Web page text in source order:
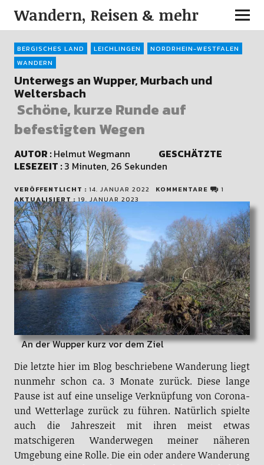
Wandern, Reisen & mehr
BERGISCHES LAND LEICHLINGEN
NORDRHEIN-WESTFALEN
WANDERN
Unterwegs an Wupper, Murbach und
Weltersbach
Schöne, kurze Runde auf
befestigten Wegen
AUTOR :Helmut Wegmann GESCHÄTZTE
LESEZEIT :3 Minuten, 26 Sekunden
VERÖFFENTLICHT : 14. JANUAR 2022 KOMMENTARE
1
AKTUALISIERT : 19. JANUAR 2023
An der Wupper kurz vor dem Ziel
Die letzte hier im Blog beschriebene Wanderung liegt
nunmehr schon ca. 3 Monate zurück. Diese lange
Pause ist auf eine unselige Verknüpfung von Corona-
und Wetterlage zurück zu führen. Natürlich spielte
auch die Jahreszeit mit ihren meist etwas
matschigeren Wanderwegen meiner näheren
Umgebung eine Rolle. Die ein oder andere Wanderung